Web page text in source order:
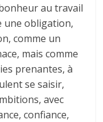
au travail
une obligation,
comme un
mais comme
prenantes, à
se saisir,
avec
confiance,